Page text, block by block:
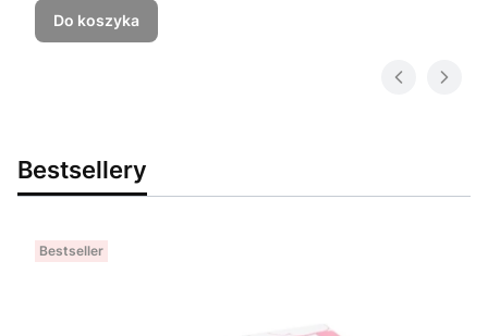
Do koszyka
Bestsellery
Bestseller